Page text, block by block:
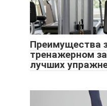
Преимущества
тренажерном
лучших